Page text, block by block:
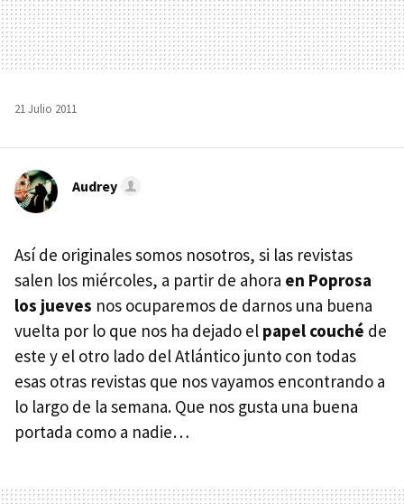
21 Julio 2011
Audrey
Así de originales somos nosotros, si las revistas
salen los miércoles, a partir de ahora en Poprosa
los jueves nos ocuparemos de darnos una buena
vuelta por lo que nos ha dejado el papel couché de
este y el otro lado del Atlántico junto con todas
esas otras revistas que nos vayamos encontrando a
lo largo de la semana. Que nos gusta una buena
portada como a nadie…